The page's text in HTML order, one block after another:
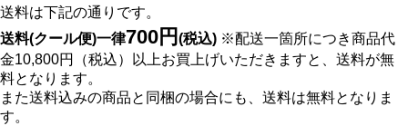
送料は下記の通りです。
送料(クール便)一律700円 (税込) ※配送一箇所につき商品代
金10,800円（税込）以上お買上げいただきますと、送料が無
料となります。
また送料込みの商品と同梱の場合にも、送料は無料となりま
す。